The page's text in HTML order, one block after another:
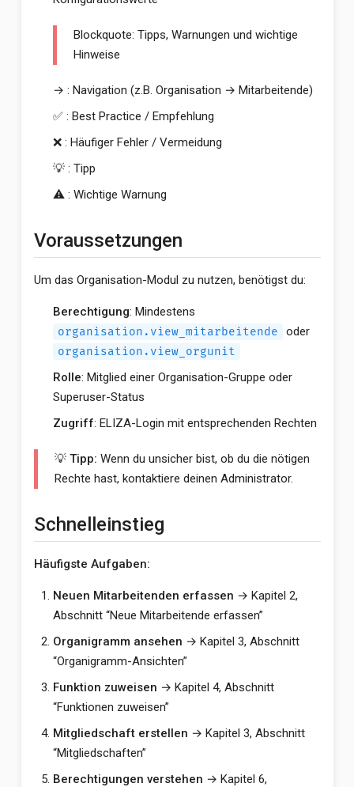
Blockquote: Tipps, Warnungen und wichtige
Hinweise
→ : Navigation (z.B. Organisation → Mitarbeitende)
✅ : Best Practice / Empfehlung
❌ : Häufiger Fehler / Vermeidung
💡 : Tipp
⚠️ : Wichtige Warnung
Voraussetzungen
Um das Organisation-Modul zu nutzen, benötigst du:
Berechtigung: Mindestens
organisation.view_mitarbeitende oder
organisation.view_orgunit
Rolle: Mitglied einer Organisation-Gruppe oder
Superuser-Status
Zugriff: ELIZA-Login mit entsprechenden Rechten
💡 Tipp: Wenn du unsicher bist, ob du die nötigen
Rechte hast, kontaktiere deinen Administrator.
Schnelleinstieg
Häufigste Aufgaben:
Neuen Mitarbeitenden erfassen → Kapitel 2,
Abschnitt “Neue Mitarbeitende erfassen”
Organigramm ansehen → Kapitel 3, Abschnitt
“Organigramm-Ansichten”
Funktion zuweisen → Kapitel 4, Abschnitt
“Funktionen zuweisen”
Mitgliedschaft erstellen → Kapitel 3, Abschnitt
“Mitgliedschaften”
Berechtigungen verstehen → Kapitel 6,